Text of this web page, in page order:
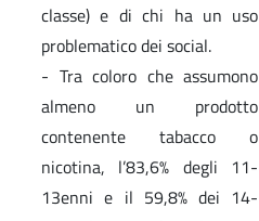
classe) e di chi ha un uso
problematico dei social.
- Tra coloro che assumono
almeno un prodotto
contenente tabacco o
nicotina, l’83,6% degli 11-
13enni e il 59,8% dei 14-